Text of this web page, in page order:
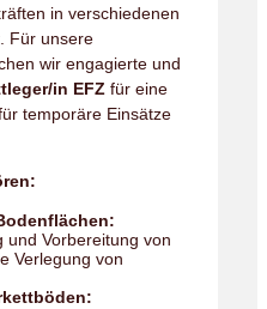
in verschiedenen
Für unsere
wir engagierte und
in EFZ für eine
temporäre Einsätze
und Vorbereitung von
Verlegung von